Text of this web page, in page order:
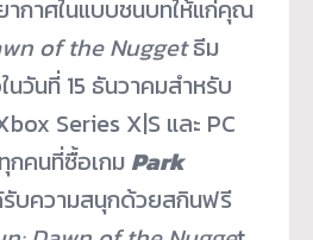
ากาศในแบบชนบทให้แก่คุณ
of the Nuggetธีม
นวันที่15 ธันวาคมสำหรับ
Series X|S และ PC
กคนที่ซื้อเกม Park
บความสนุกด้วยสกินฟรี